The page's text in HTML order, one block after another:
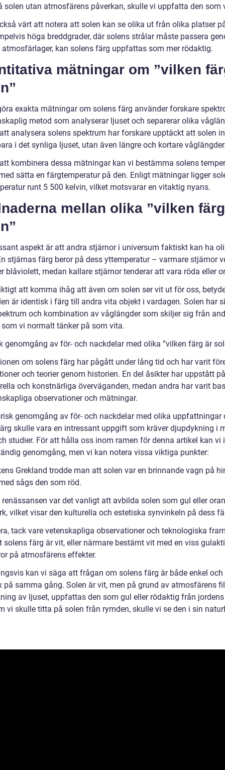
solen utan atmosfärens påverkan, skulle vi uppfatta den som
värt att notera att solen kan se olika ut från olika platser
höga breddgrader, där solens strålar måste passera
atmosfärlager, kan solens färg uppfattas som mer rödaktig.
mätningar om ”vilken
exakta mätningar om solens färg använder forskare
metod som analyserar ljuset och separerar olika
analysera solens spektrum har forskare upptäckt att solen
i det synliga ljuset, utan även längre och kortare
kombinera dessa mätningar kan vi bestämma solens
sätta en färgtemperatur på den. Enligt mätningar ligger
runt 5 500 kelvin, vilket motsvarar en vitaktig nyans.
mellan olika ”vilken
aspekt är att andra stjärnor i universum faktiskt kan ha
stjärnas färg beror på dess yttemperatur – varmare stjärnor
blåviolett, medan kallare stjärnor tenderar att vara röda eller
att komma ihåg att även om solen ser vit ut för oss,
är identisk i färg till andra vita objekt i vardagen. Solen har
och kombination av våglängder som skiljer sig från
vi normalt tänker på som vita.
genomgång av för- och nackdelar med olika ”vilken färg är
om solens färg har pågått under lång tid och har varit
och teorier genom historien. En del åsikter har uppstått
och konstnärliga överväganden, medan andra har varit
observationer och mätningar.
genomgång av för- och nackdelar med olika uppfattningar
skulle vara en intressant uppgift som kräver djupdykning i
studier. För att hålla oss inom ramen för denna artikel kan vi
genomgång, men vi kan notera vissa viktiga punkter:
Grekland trodde man att solen var en brinnande vagn på
sågs den som röd.
renässansen var det vanligt att avbilda solen som gul eller
vilket visar den kulturella och estetiska synvinkeln på dess
tack vare vetenskapliga observationer och teknologiska
solens färg är vit, eller närmare bestämt vit med en viss
på atmosfärens effekter.
kan vi säga att frågan om solens färg är både enkel och
på samma gång. Solen är vit, men på grund av atmosfärens
av ljuset, uppfattas den som gul eller rödaktig från
vi skulle titta på solen från rymden, skulle vi se den i sin